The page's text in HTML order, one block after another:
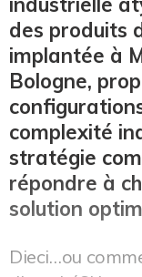
des produits
implantée à
Bologne,
complexité
stratégie
répondre à
solution
Dieci…ou